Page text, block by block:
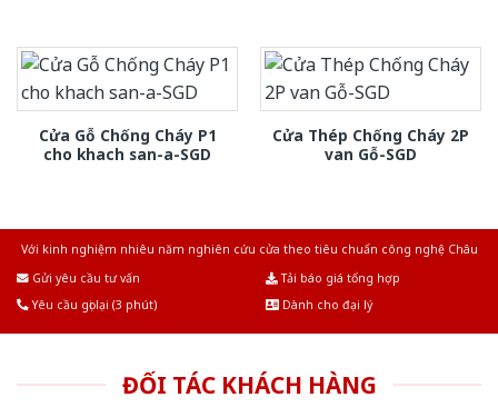
Cửa Gỗ Chống Cháy P1
cho khach san-a-SGD
Cửa Thép Chống Cháy 2P
van Gỗ-SGD
Với kinh nghiệm nhiêu năm nghiên cứu cửa theo tiêu chuẩn công nghệ Châu
Gửi yêu cầu tư vấn
Tải báo giá tổng hợp
Yêu cầu gọi lại (3 phút)
Dành cho đại lý
ĐỐI TÁC KHÁCH HÀNG